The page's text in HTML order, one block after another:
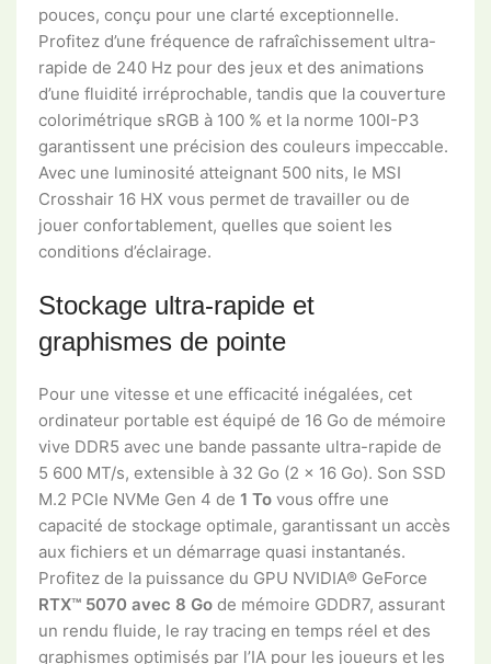
pouces, conçu pour une clarté exceptionnelle.
Profitez d’une fréquence de rafraîchissement ultra-
rapide de 240 Hz pour des jeux et des animations
d’une fluidité irréprochable, tandis que la couverture
colorimétrique sRGB à 100 % et la norme 100I-P3
garantissent une précision des couleurs impeccable.
Avec une luminosité atteignant 500 nits, le MSI
Crosshair 16 HX vous permet de travailler ou de
jouer confortablement, quelles que soient les
conditions d’éclairage.
Stockage ultra-rapide et
graphismes de pointe
Pour une vitesse et une efficacité inégalées, cet
ordinateur portable est équipé de 16 Go de mémoire
vive DDR5 avec une bande passante ultra-rapide de
5 600 MT/s, extensible à 32 Go (2 x 16 Go). Son SSD
M.2 PCIe NVMe Gen 4 de 1 To vous offre une
capacité de stockage optimale, garantissant un accès
aux fichiers et un démarrage quasi instantanés.
Profitez de la puissance du GPU NVIDIA® GeForce
RTX™ 5070 avec 8 Go de mémoire GDDR7, assurant
un rendu fluide, le ray tracing en temps réel et des
graphismes optimisés par l’IA pour les joueurs et les